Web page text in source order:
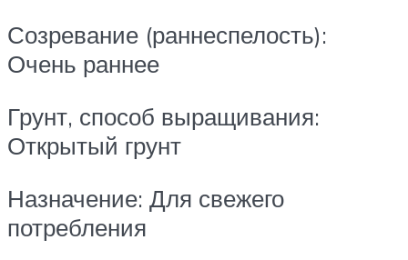
Созревание (раннеспелость):
Очень раннее
Грунт, способ выращивания:
Открытый грунт
Назначение: Для свежего
потребления